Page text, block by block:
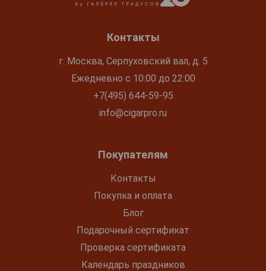
Контакты
г. Москва, Серпуховский вал, д. 5
Ежедневно с 10:00 до 22:00
+7(495) 644-59-95
info@cigarpro.ru
Покупателям
Контакты
Покупка и оплата
Блог
Подарочный сертификат
Проверка сертификата
Календарь праздников